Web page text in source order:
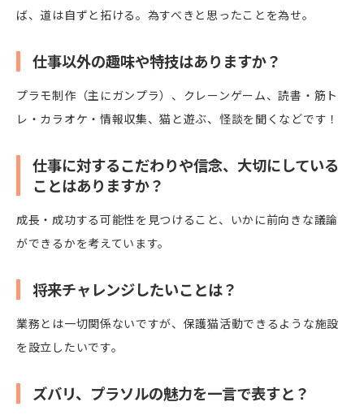
ば、道は自ずと拓ける。為すべきと思ったことを為せ。
仕事以外の趣味や特技はありますか？
プラモ制作（主にガンプラ）、クレーンゲーム、読書・筋ト
レ・カラオケ・情報収集、猫と遊ぶ、怪談を聞くなどです！
仕事に対するこだわりや信念、大切にしている
ことはありますか？
成長・成功する可能性を見つけること、いかに前向きな議論
ができるかを考えています。
将来チャレンジしたいことは？
業務とは一切関係ないですが、保護猫活動できるような施設
を設立したいです。
ズバリ、プラソルの魅力を一言で表すと？